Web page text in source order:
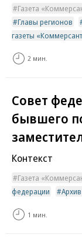
Газета
Главы регионов
газеты
2 мин.
Совет
бывшего
Контекст
Газета
федерации
1 мин.